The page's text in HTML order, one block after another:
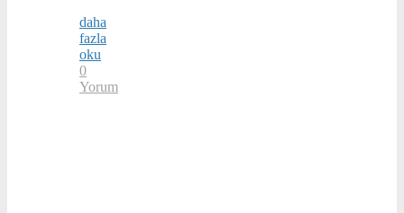
daha
fazla
oku
0
Yorum